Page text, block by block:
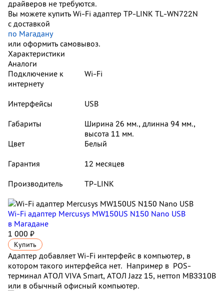
драйверов не требуются.
Вы можете купить Wi-Fi адаптер TP-LINK TL-WN722N
с доставкой
по Магадану
или оформить самовывоз.
Характеристики
Аналоги
Подключение к
интернету
Wi-Fi
Интерфейсы
USB
Габариты
Ширина 26 мм., длинна 94 мм.,
высота 11 мм.
Цвет
Белый
Гарантия
12 месяцев
Производитель
TP-LINK
Wi-Fi адаптер Mercusys MW150US N150 Nano USB
в Магадане
1 000 ₽
Купить
Адаптер добавляет Wi-Fi интерфейс в компьютер, в
котором такого интерфейса нет. Например в POS-
терминал АТОЛ VIVA Smart, АТОЛ Jazz 15, неттоп MB3310B
или в обычный офисный компьютер.